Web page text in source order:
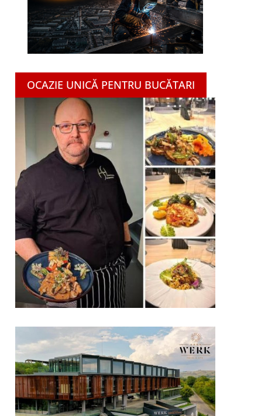
OCAZIE UNICĂ PENTRU BUCĂTARI